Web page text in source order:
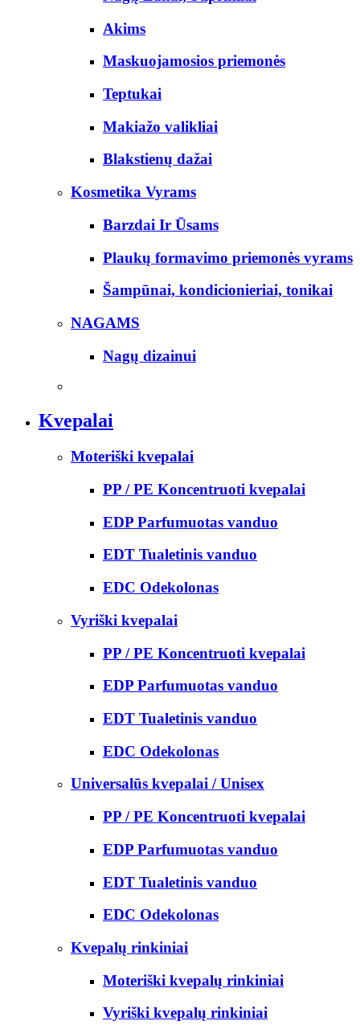
Akims
Maskuojamosios priemonės
Teptukai
Makiažo valikliai
Blakstienų dažai
Kosmetika Vyrams
Barzdai Ir Ūsams
Plaukų formavimo priemonės vyrams
Šampūnai, kondicionieriai, tonikai
NAGAMS
Nagų dizainui
Kvepalai
Moteriški kvepalai
PP / PE Koncentruoti kvepalai
EDP Parfumuotas vanduo
EDT Tualetinis vanduo
EDC Odekolonas
Vyriški kvepalai
PP / PE Koncentruoti kvepalai
EDP Parfumuotas vanduo
EDT Tualetinis vanduo
EDC Odekolonas
Universalūs kvepalai / Unisex
PP / PE Koncentruoti kvepalai
EDP Parfumuotas vanduo
EDT Tualetinis vanduo
EDC Odekolonas
Kvepalų rinkiniai
Moteriški kvepalų rinkiniai
Vyriški kvepalų rinkiniai